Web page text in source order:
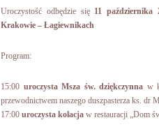
Uroczystość odbędzie się 11
Krakowie – Łagiewnikach
Program:
15:00 uroczysta Msza św. dziękczynna w
przewodnictwem naszego duszpasterza ks. dr
17:00 uroczysta kolacja w restauracji „Dom